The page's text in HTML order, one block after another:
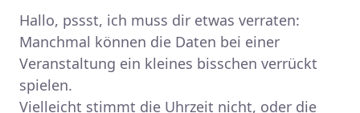
Hallo, pssst, ich muss dir etwas verraten:
Manchmal können die Daten bei einer
Veranstaltung ein kleines bisschen verrückt
spielen.
Vielleicht stimmt die Uhrzeit nicht, oder die